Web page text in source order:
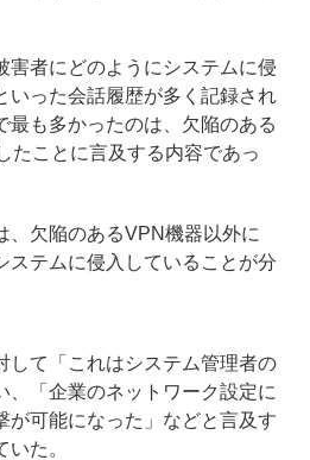
者にどのようにシステムに侵
いった会話履歴が多く記録され
最も多かったのは、欠陥のある
たことに言及する内容であっ
欠陥のあるVPN機器以外に
ステムに侵入していることが分
て「これはシステム管理者の
、「企業のネットワーク設定に
が可能になった」などと言及す
た。